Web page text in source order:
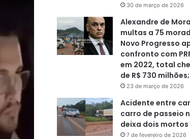
30 de março de 2026
Alexandre de
multas a 75
Novo Progresso
confronto com
em 2022, total
de R$ 730 milhões;
23 de março de 2026
Acidente entre
carro de passeio
deixa dois mortos
7 de fevereiro de 2026